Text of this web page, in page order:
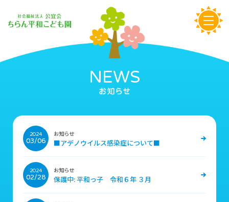
NEWS
2024
03/06
お知らせ
■アデノウイルス感染症について■
2024
02/28
お知らせ
保護中: 平和っ子 令和６年 ３月